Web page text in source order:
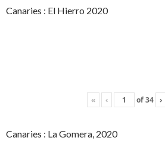
Canaries : El Hierro 2020
« ‹ of34 ›
Canaries : La Gomera, 2020